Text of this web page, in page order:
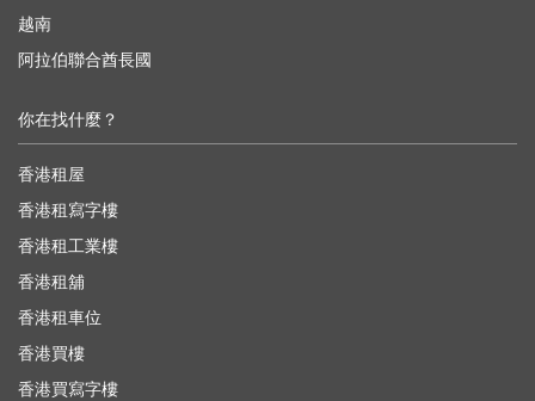
越南
阿拉伯聯合酋長國
你在找什麼？
香港租屋
香港租寫字樓
香港租工業樓
香港租舖
香港租車位
香港買樓
香港買寫字樓